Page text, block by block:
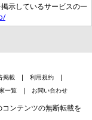
示しているサービスの一
掲載
利用規約
一覧 お問い合わせ
ンテンツの無断転載を